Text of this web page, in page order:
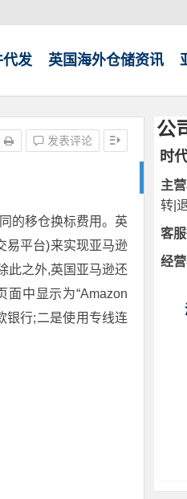
代发 英国海外仓储资讯
发表评论
的移仓换标费用。英
易平台)来实现亚马逊
此之外,英国亚马逊还
中显示为“Amazon
银行;二是使用专线连
公
时
主营
转|
客服
经营